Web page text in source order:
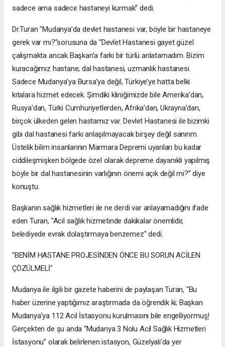
sadece ama sadece hastaneyi kurmak” dedi.
Dr.Turan "Mudanya’da devlet hastanesi var, böyle bir hastaneye
gerek var mı?”sorusuna da “Devlet Hastanesi gayet güzel
çalışmakta ancak Başkan’a farkı bir türlü anlatamadım. Bizim
kuracağımız hastane; dal hastanesi, uzmanlık hastanesi.
Sadece Mudanya’ya Bursa’ya değil, Türkiye’ye hatta belki
kıtalara hizmet edecek. Şimdiki kliniğimizde bile Amerika’dan,
Rusya’dan, Türki Cumhuriyetlerden, Afrika’dan, Ukrayna’dan,
birçok ülkeden gelen hastamız var. Devlet Hastanesi ile bizimki
gibi dal hastanesi farkı anlaşılmayacak birşey değil sanırım.
Üstelik bilim insanlarının Marmara Depremi uyarıları bu kadar
ciddileşmişken bölgede özel olarak depreme dayanıklı yapılmış
böyle bir dal hastanesinin varlığının önemi açık değil mi?” diye
konuştu.
Başkanın sağlık hizmetleri ile ne derdi var anlayamadığını ifade
eden Turan, "Acil sağlık hizmetinde dakikalar önemlidir,
belediyede evrak dolaştırmaya benzemez" dedi.
"BENİM HASTANE PROJESİNDEN ÖNCE BU SORUN ACİLEN
ÇÖZÜLMELİ"
Mudanya ile ilgili bir gazete haberini de paylaşan Turan, "Bu
haber üzerine yaptığımız araştırmada da öğrendik ki; Başkan
Mudanya’ya 112 Acil İstasyonu kurulmasını bile engelliyormuş̧!
Gerçekten de şu anda “Mudanya 3 Nolu Acil Sağlık Hizmetleri
İstasyonu” olarak belirlenen istasyon, Güzelyalı’da yer